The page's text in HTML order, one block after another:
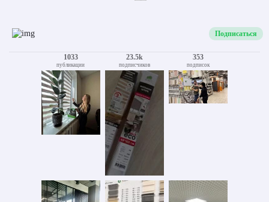
Подписаться
1033
публикации
23.5k
подписчиков
353
подписок